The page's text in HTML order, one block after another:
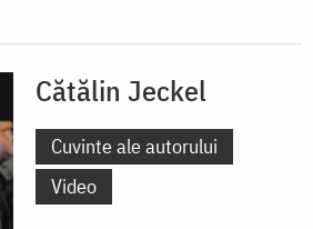
Cătălin Jeckel
Cuvinte ale autorului
Video